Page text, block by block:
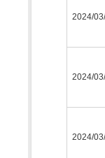
2024/
2024/
2024/